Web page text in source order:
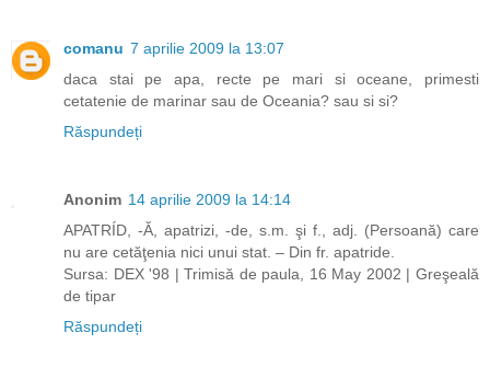
comanu 7 aprilie 2009 la 13:07
daca stai pe apa, recte pe mari si oceane, primesti
cetatenie de marinar sau de Oceania? sau si si?
Răspundeți
Anonim 14 aprilie 2009 la 14:14
APATRÍD, -Ă, apatrizi, -de, s.m. şi f., adj. (Persoană) care
nu are cetăţenia nici unui stat. – Din fr. apatride.
Sursa: DEX '98 | Trimisă de paula, 16 May 2002 | Greşeală
de tipar
Răspundeți